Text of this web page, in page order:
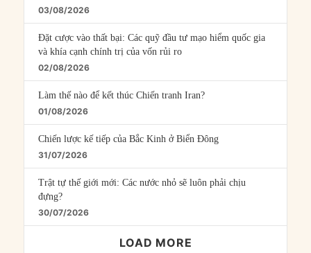
03/08/2026
Đặt cược vào thất bại: Các quỹ đầu tư mạo hiểm quốc gia
và khía cạnh chính trị của vốn rủi ro
02/08/2026
Làm thế nào để kết thúc Chiến tranh Iran?
01/08/2026
Chiến lược kế tiếp của Bắc Kinh ở Biển Đông
31/07/2026
Trật tự thế giới mới: Các nước nhỏ sẽ luôn phải chịu
đựng?
30/07/2026
LOAD MORE